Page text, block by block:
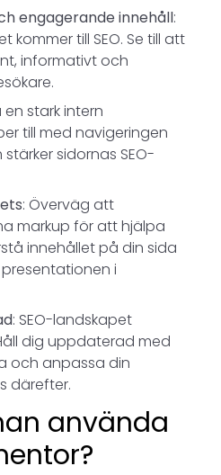
engagerande innehåll:
kommer till SEO. Se till att
informativt och
en stark intern
till med navigeringen
sidornas SEO-
: Överväg att
markup för att hjälpa
innehållet på din sida
i
: SEO-landskapet
dig uppdaterad med
och anpassa din
därefter.
använda